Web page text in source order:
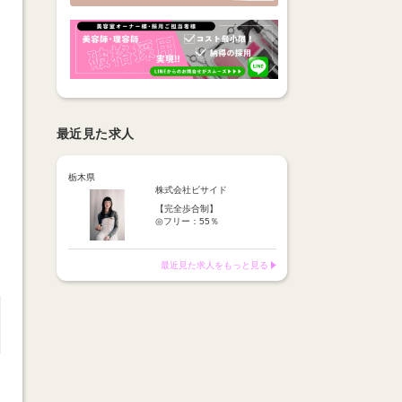
最近見た求人
栃木県
株式会社ビサイド
【完全歩合制】
◎フリー：55％
※報酬は【税込の売上】に対
してお支払い
最近見た求人をもっと見る